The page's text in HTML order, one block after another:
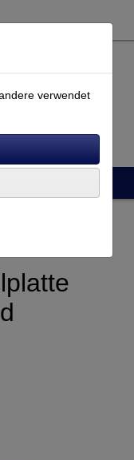
verwendet